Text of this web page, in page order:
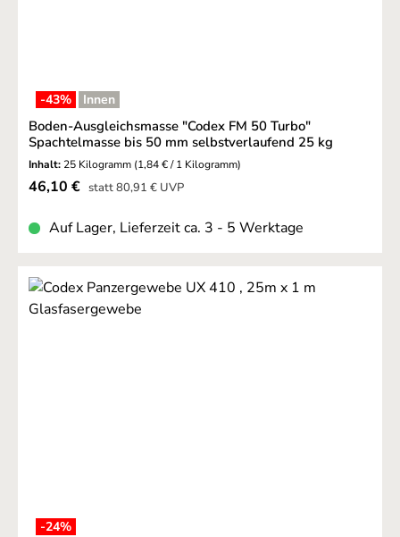
-43% Innen
Boden-Ausgleichsmasse "Codex FM 50 Turbo"
Spachtelmasse bis 50 mm selbstverlaufend 25 kg
Inhalt: 25 Kilogramm (1,84 € / 1 Kilogramm)
Verkaufspreis:
46,10 € stattRegulärer Preis:
80,91 € UVP
Auf Lager, Lieferzeit ca. 3 - 5 Werktage
-24%